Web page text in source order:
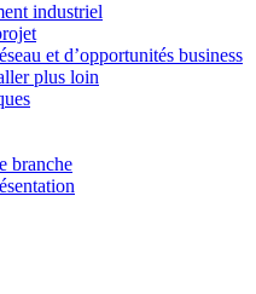
industriel
et d’opportunités business
plus loin
branche